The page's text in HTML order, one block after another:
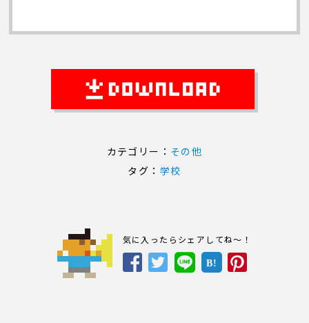
カテゴリー： その他
タグ： 学校
気に入ったらシェアしてね～！
B!